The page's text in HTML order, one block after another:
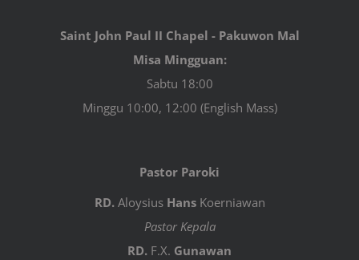
Saint John Paul II Chapel - Pakuwon Mal
Misa Mingguan:
Sabtu 18:00
Minggu 10:00, 12:00 (English Mass)
Pastor Paroki
RD.Aloysius HansKoerniawan
Pastor Kepala
RD. F.X. Gunawan